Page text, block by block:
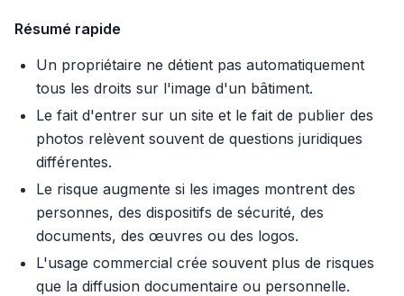
Résumé rapide
Un propriétaire ne détient pas automatiquement
tous les droits sur l'image d'un bâtiment.
Le fait d'entrer sur un site et le fait de publier des
photos relèvent souvent de questions juridiques
différentes.
Le risque augmente si les images montrent des
personnes, des dispositifs de sécurité, des
documents, des œuvres ou des logos.
L'usage commercial crée souvent plus de risques
que la diffusion documentaire ou personnelle.